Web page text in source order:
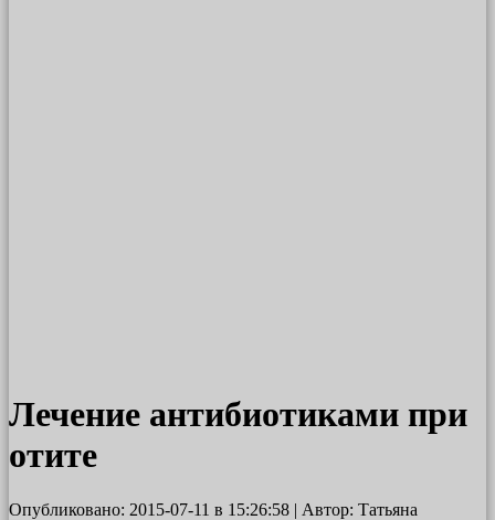
Лечение антибиотиками при
отите
Опубликовано: 2015-07-11 в 15:26:58 | Автор: Татьяна